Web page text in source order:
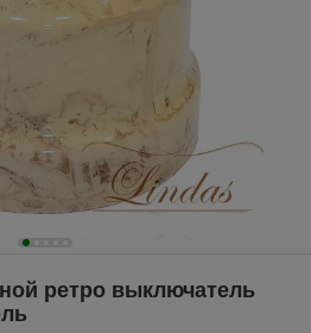
ретро выключатель